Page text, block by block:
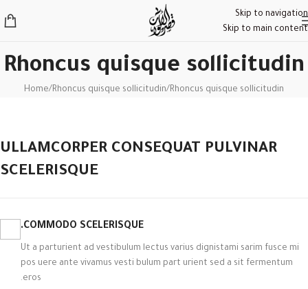
Skip to navigation
Skip to main content
Rhoncus quisque sollicitudin
Home Rhoncus quisque sollicitudin Rhoncus quisque sollicitudin
ULLAMCORPER CONSEQUAT PULVINAR
SCELERISQUE
COMMODO SCELERISQUE.
Ut a parturient ad vestibulum lectus varius dignistami sarim fusce mi
pos uere ante vivamus vesti bulum part urient sed a sit fermentum
eros.